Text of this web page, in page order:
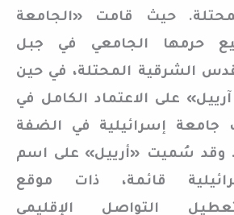
حيث قامت «الجامعة
حرمها الجامعي في جبل
الشرقية المحتلة، في حين
على الاعتماد الكامل في
جامعة إسرائيلية في الضفة
وقد سُميت «أرييل» على اسم
قائمة، ذات موقع
التواصل الإقليمي